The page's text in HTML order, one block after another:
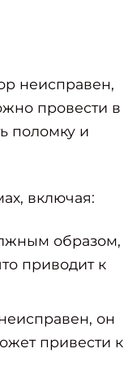
неисправен,
провести в
поломку и
включая:
образом,
приводит к
он
привести к